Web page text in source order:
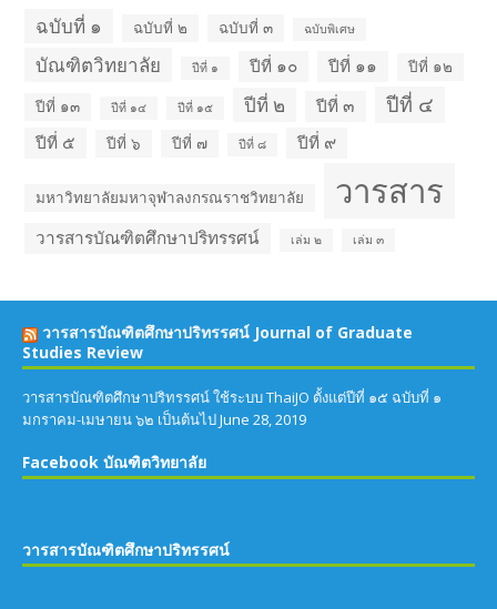
ฉบับที่ ๑ ฉบับที่ ๒ ฉบับที่ ๓ ฉบับพิเศษ
บัณฑิตวิทยาลัย ปีที่ ๑ ปีที่ ๑๐ ปีที่ ๑๑
ปีที่ ๑๒
ปีที่ ๑๓
ปีที่ ๑๔ ปีที่ ๑๕ ปีที่ ๒ ปีที่ ๓ ปีที่ ๔
ปีที่ ๕ ปีที่ ๖ ปีที่ ๗ ปีที่ ๘ ปีที่ ๙
มหาวิทยาลัยมหาจุฬาลงกรณราชวิทยาลัย วารสาร
วารสารบัณฑิตศึกษาปริทรรศน์ เล่ม ๒ เล่ม ๓
วารสารบัณฑิตศึกษาปริทรรศน์ Journal of Graduate
Studies Review
วารสารบัณฑิตศึกษาปริทรรศน์ ใช้ระบบ ThaiJO ตั้งแต่ปีที่ ๑๕ ฉบับที่ ๑
มกราคม-เมษายน ๖๒ เป็นต้นไปJune 28, 2019
Facebook บัณฑิตวิทยาลัย
วารสารบัณฑิตศึกษาปริทรรศน์